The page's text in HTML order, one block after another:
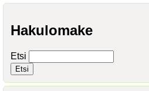
Hakulomake
Etsi